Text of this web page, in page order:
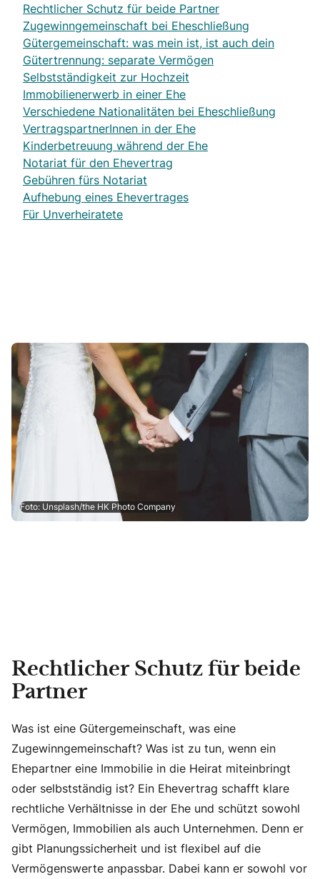
Rechtlicher Schutz für beide Partner
Zugewinngemeinschaft bei Eheschließung
Gütergemeinschaft: was mein ist, ist auch dein
Gütertrennung: separate Vermögen
Selbstständigkeit zur Hochzeit
Immobilienerwerb in einer Ehe
Verschiedene Nationalitäten bei Eheschließung
VertragspartnerInnen in der Ehe
Kinderbetreuung während der Ehe
Notariat für den Ehevertrag
Gebühren fürs Notariat
Aufhebung eines Ehevertrages
Für Unverheiratete
Foto: Unsplash/the HK Photo Company
Rechtlicher Schutz für beide
Partner
Was ist eine Gütergemeinschaft, was eine
Zugewinngemeinschaft? Was ist zu tun, wenn ein
Ehepartner eine Immobilie in die Heirat miteinbringt
oder selbstständig ist? Ein Ehevertrag schafft klare
rechtliche Verhältnisse in der Ehe und schützt sowohl
Vermögen, Immobilien als auch Unternehmen. Denn er
gibt Planungssicherheit und ist flexibel auf die
Vermögenswerte anpassbar. Dabei kann er sowohl vor